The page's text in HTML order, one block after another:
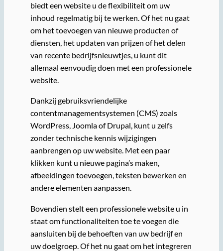
biedt een website u de flexibiliteit om uw
inhoud regelmatig bij te werken. Of het nu gaat
om het toevoegen van nieuwe producten of
diensten, het updaten van prijzen of het delen
van recente bedrijfsnieuwtjes, u kunt dit
allemaal eenvoudig doen met een professionele
website.
Dankzij gebruiksvriendelijke
contentmanagementsystemen (CMS) zoals
WordPress, Joomla of Drupal, kunt u zelfs
zonder technische kennis wijzigingen
aanbrengen op uw website. Met een paar
klikken kunt u nieuwe pagina’s maken,
afbeeldingen toevoegen, teksten bewerken en
andere elementen aanpassen.
Bovendien stelt een professionele website u in
staat om functionaliteiten toe te voegen die
aansluiten bij de behoeften van uw bedrijf en
uw doelgroep. Of het nu gaat om het integreren